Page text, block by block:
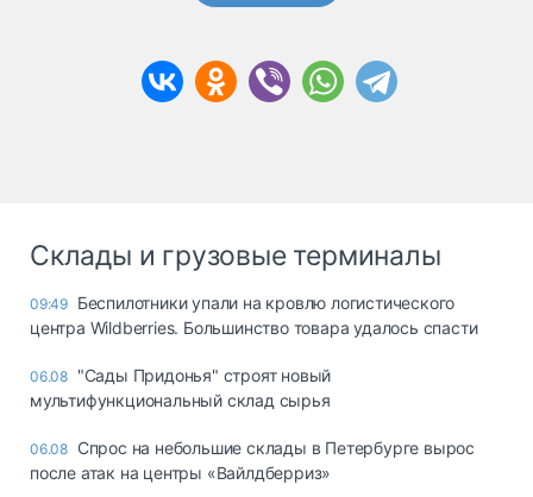
Склады и грузовые терминалы
09:49 Беспилотники упали на кровлю логистического
центра Wildberries. Большинство товара удалось спасти
06.08 "Сады Придонья" строят новый
мультифункциональный склад сырья
06.08 Спрос на небольшие склады в Петербурге вырос
после атак на центры «Вайлдберриз»